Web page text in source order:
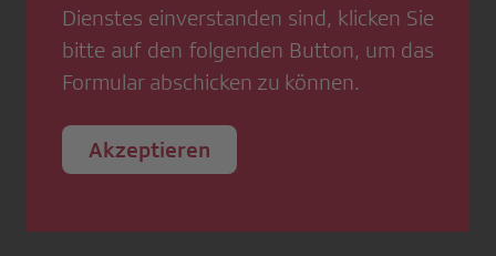
Dienstes einverstanden sind, klicken Sie
bitte auf den folgenden Button, um das
Formular abschicken zu können.
Akzeptieren